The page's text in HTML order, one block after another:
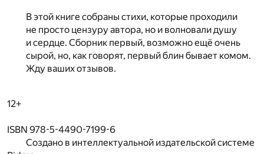
В этой книге собраны стихи, которые проходили
не просто цензуру автора, но и волновали душу
и сердце. Сборник первый, возможно ещё очень
сырой, но, как говорят, первый блин бывает комом.
Жду ваших отзывов.
12+
ISBN 978-5-4490-7199-6
Создано в интеллектуальной издательской системе